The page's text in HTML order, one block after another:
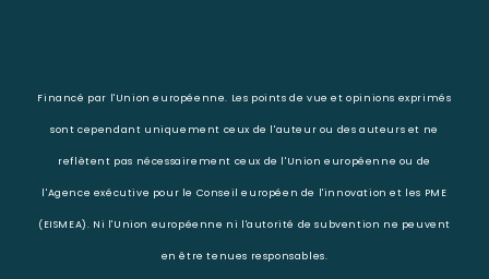
Financé par l'Union européenne. Les points de vue et opinions exprimés
sont cependant uniquement ceux de l'auteur ou des auteurs et ne
reflètent pas nécessairement ceux de l'Union européenne ou de
l'Agence exécutive pour le Conseil européen de l'innovation et les PME
(EISMEA). Ni l'Union européenne ni l'autorité de subvention ne peuvent
en être tenues responsables.